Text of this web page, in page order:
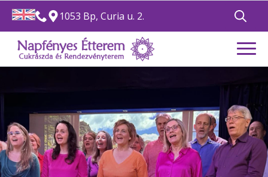
1053 Bp, Curia u. 2.
for: